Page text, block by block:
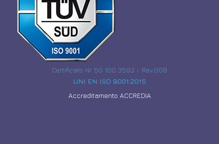
Certificato Nr 50 100 3593 - Rev.008
UNI EN ISO 9001:2015
Accreditamento ACCREDIA